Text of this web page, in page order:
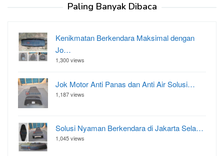
Paling Banyak Dibaca
Kenikmatan Berkendara Maksimal dengan
Jo…
1,300 views
Jok Motor Anti Panas dan Anti Air Solusi…
1,187 views
Solusi Nyaman Berkendara di Jakarta Sela…
1,045 views